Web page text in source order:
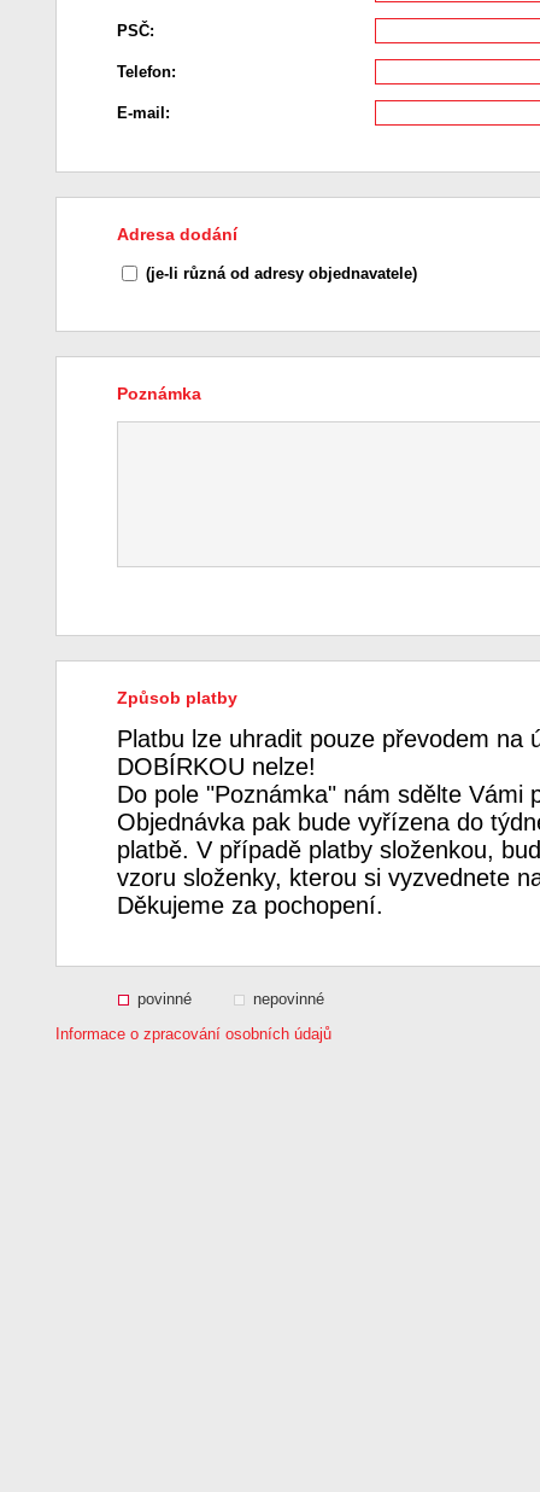
PSČ:
Telefon:
E-mail:
Adresa dodání
(je-li různá od adresy objednavatele)
Poznámka
Způsob platby
Platbu lze uhradit pouze převodem na
DOBÍRKOU nelze!
Do pole "Poznámka" nám sdělte Vámi
Objednávka pak bude vyřízena do
platbě. V případě platby složenkou,
vzoru složenky, kterou si vyzvednete
Děkujeme za pochopení.
povinné
nepovinné
Informace o zpracování osobních údajů